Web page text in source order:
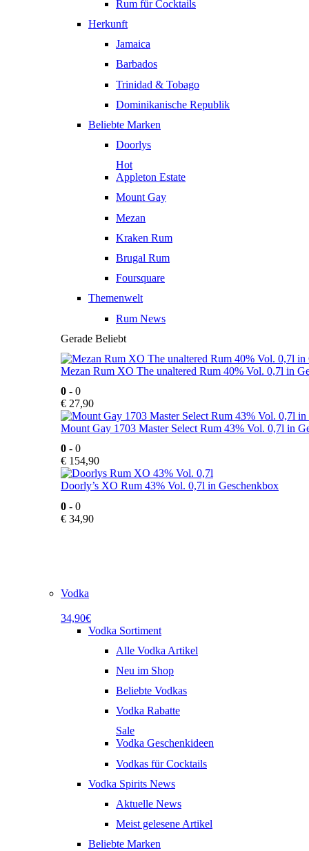
Rum für Cocktails
Herkunft
Jamaica
Barbados
Trinidad & Tobago
Dominikanische Republik
Beliebte Marken
Doorlys
Hot
Appleton Estate
Mount Gay
Mezan
Kraken Rum
Brugal Rum
Foursquare
Themenwelt
Rum News
Gerade Beliebt
Mezan Rum XO The unaltered Rum 40% Vol. 0,7l in
0 - 0
€ 27,90
Mount Gay 1703 Master Select Rum 43% Vol. 0,7l in
0 - 0
€ 154,90
Doorly’s XO Rum 43% Vol. 0,7l in Geschenkbox
0 - 0
€ 34,90
Vodka
34,90€
Vodka Sortiment
Alle Vodka Artikel
Neu im Shop
Beliebte Vodkas
Vodka Rabatte
Sale
Vodka Geschenkideen
Vodkas für Cocktails
Vodka Spirits News
Aktuelle News
Meist gelesene Artikel
Beliebte Marken